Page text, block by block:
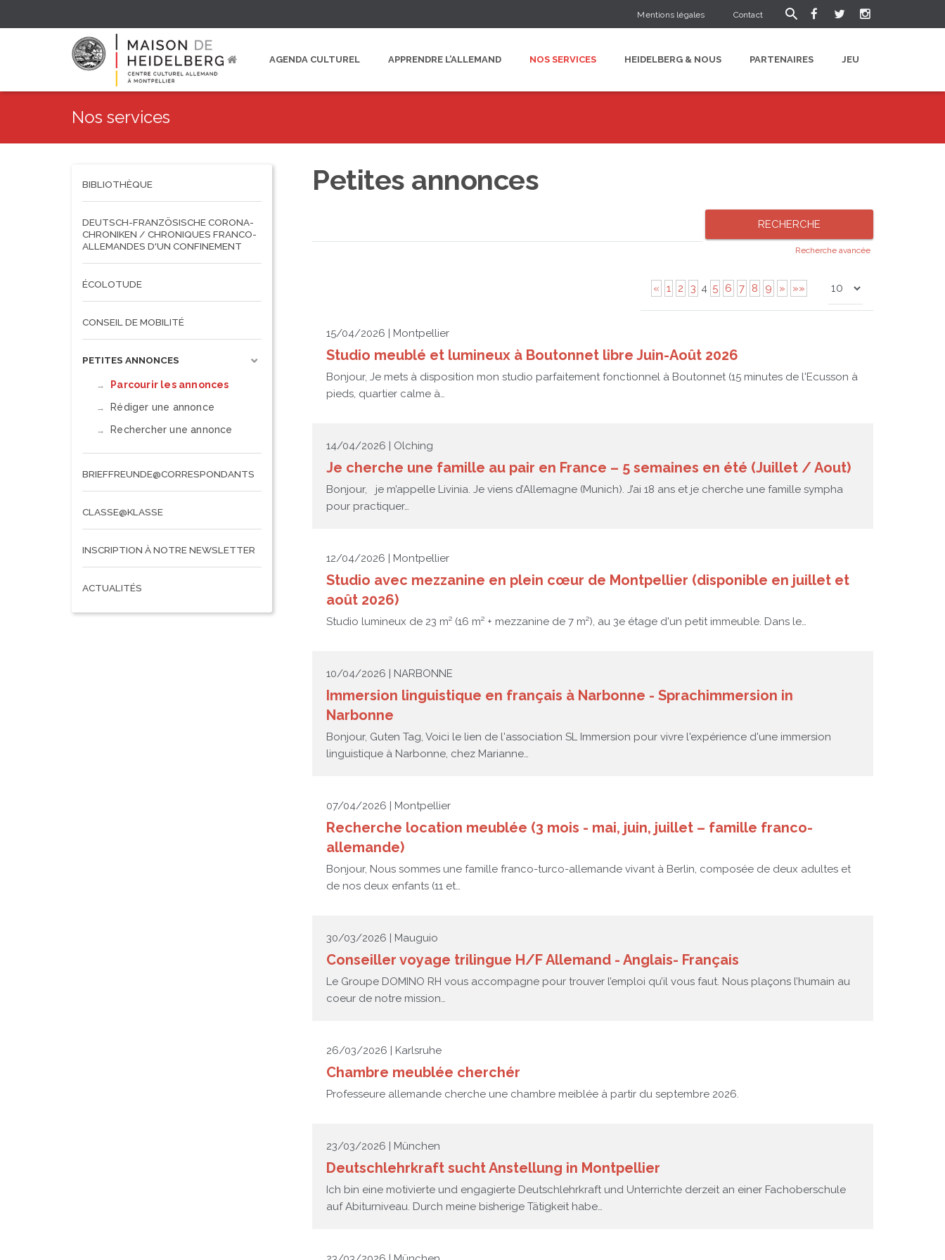
Mentions légales Contact
AGENDA CULTUREL APPRENDRE L’ALLEMAND NOS SERVICES HEIDELBERG & NOUS PARTENAIRES JEU
Nos services
Petites annonces
Recherche avancée
« 1 2 3 4 5 6 7 8 9 » »»
15/04/2026 | Montpellier
Studio meublé et lumineux à Boutonnet libre Juin-Août 2026
Bonjour, Je mets à disposition mon studio parfaitement fonctionnel à Boutonnet (15 minutes de l'Ecusson à
pieds, quartier calme à…
14/04/2026 | Olching
Je cherche une famille au pair en France – 5 semaines en été (Juillet / Aout)
Bonjour, je m’appelle Livinia. Je viens d’Allemagne (Munich). J’ai 18 ans et je cherche une famille sympha
pour practiquer…
12/04/2026 | Montpellier
Studio avec mezzanine en plein cœur de Montpellier (disponible en juillet et
août 2026)
Studio lumineux de 23 m² (16 m² + mezzanine de 7 m²), au 3e étage d'un petit immeuble. Dans le…
10/04/2026 | NARBONNE
Immersion linguistique en français à Narbonne - Sprachimmersion in
Narbonne
Bonjour, Guten Tag, Voici le lien de l'association SL Immersion pour vivre l'expérience d'une immersion
linguistique à Narbonne, chez Marianne…
07/04/2026 | Montpellier
Recherche location meublée (3 mois - mai, juin, juillet – famille franco-
allemande)
Bonjour, Nous sommes une famille franco-turco-allemande vivant à Berlin, composée de deux adultes et
de nos deux enfants (11 et…
30/03/2026 | Mauguio
Conseiller voyage trilingue H/F Allemand - Anglais- Français
Le Groupe DOMINO RH vous accompagne pour trouver l’emploi qu’il vous faut. Nous plaçons l’humain au
coeur de notre mission…
26/03/2026 | Karlsruhe
Chambre meublée cherchér
Professeure allemande cherche une chambre meiblée à partir du septembre 2026.
23/03/2026 | München
Deutschlehrkraft sucht Anstellung in Montpellier
Ich bin eine motivierte und engagierte Deutschlehrkraft und Unterrichte derzeit an einer Fachoberschule
auf Abiturniveau. Durch meine bisherige Tätigkeit habe…
BIBLIOTHÈQUE
DEUTSCH-FRANZÖSISCHE CORONA-
CHRONIKEN / CHRONIQUES FRANCO-
ALLEMANDES D'UN CONFINEMENT
ÉCOLOTUDE
CONSEIL DE MOBILITÉ
PETITES ANNONCES
Parcourir les annonces
Rédiger une annonce
Rechercher une annonce
BRIEFFREUNDE@CORRESPONDANTS
CLASSE@KLASSE
INSCRIPTION À NOTRE NEWSLETTER
ACTUALITÉS